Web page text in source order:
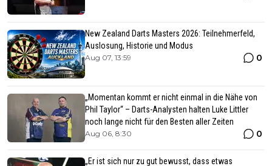
New Zealand Darts Masters 2026: Teilnehmerfeld,
Auslosung, Historie und Modus
Aug 07, 13:59 0
„Momentan kommt er nicht einmal in die Nähe von
Phil Taylor“ – Darts-Analysten halten Luke Littler
noch lange nicht für den Besten aller Zeiten
Aug 06, 8:30 0
„Er ist sich nur zu gut bewusst, dass etwas